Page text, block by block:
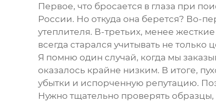
Первое, что бросается в глаза при
России. Но откуда она берется? Во-
утеплителя. В-третьих, менее
всегда старался учитывать не
Я помню один случай, когда мы
оказалось крайне низким. В итоге,
убытки и испорченную репутацию.
Нужно тщательно проверять образцы,